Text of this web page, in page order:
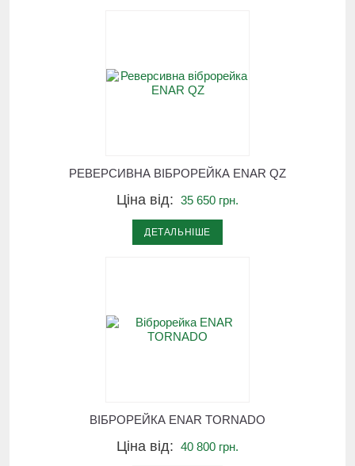
РЕВЕРСИВНА ВІБРОРЕЙКА ENAR QZ
Ціна від: 35 650 грн.
ДЕТАЛЬНІШЕ
ВІБРОРЕЙКА ЕNAR TORNADO
Ціна від: 40 800 грн.